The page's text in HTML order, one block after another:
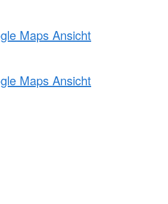
Maps Ansicht
Maps Ansicht